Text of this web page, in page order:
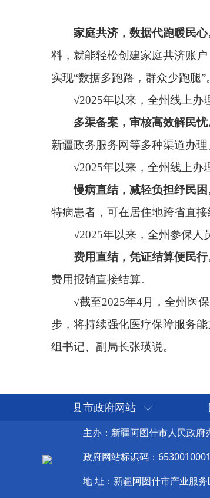
异地
新疆政务服务网等多种渠道办理。医保
特病患者，可在居住地跨省直接结算，
√2025年以来，全州参保人员门诊慢
费用直结，凭证结算便民行。就医
费用报销直接结算。
组书记、副局长张瑛说。
县市政府网站
主办：新疆阿图什市人民政府
政府网站标识码：6530010001
地 址：新疆阿图什市产业服